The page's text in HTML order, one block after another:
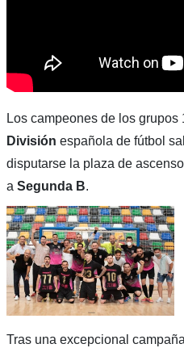
Los campeones de los grupos
División española de fútbol
disputarse la plaza de
a Segunda B.
Tras una excepcional